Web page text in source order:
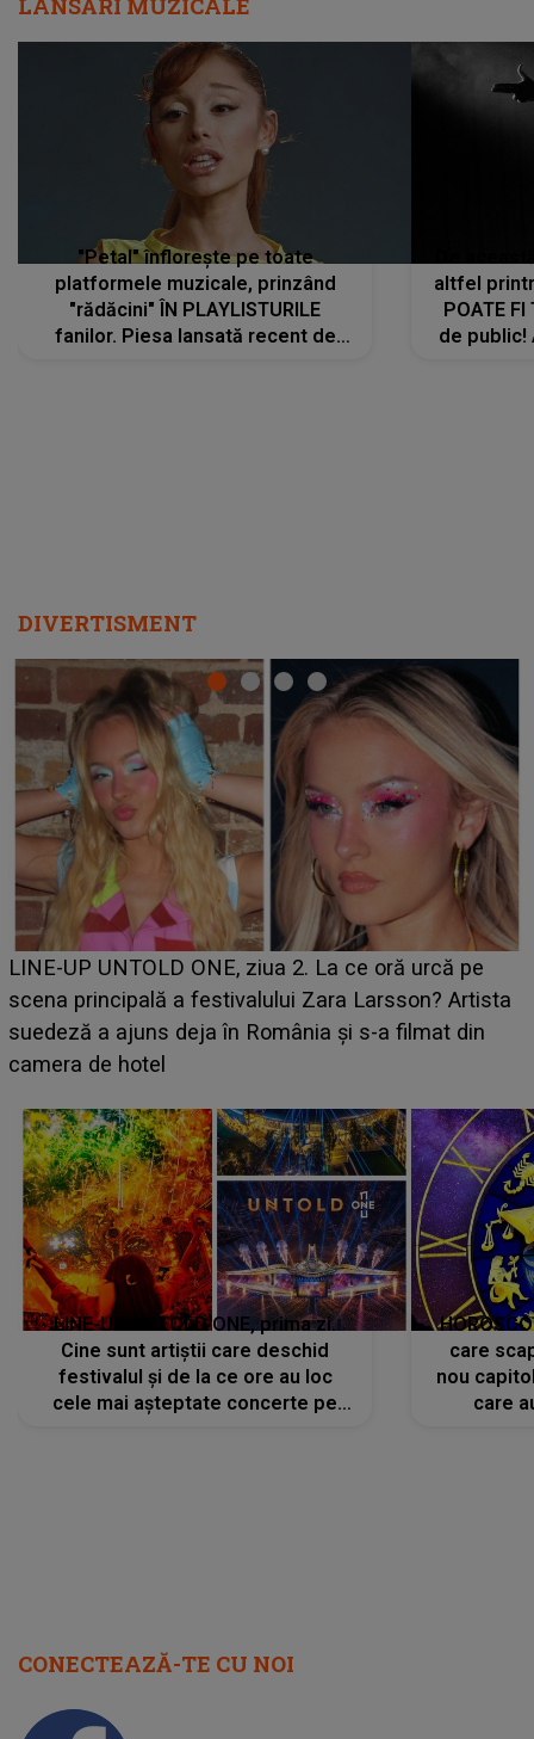
LANSĂRI MUZICALE
"Petal" înflorește pe toate
platformele muzicale, prinzând
"rădăcini" ÎN PLAYLISTURILE
fanilor. Piesa lansată recent de
altfel
POATE FI
de public!
DIVERTISMENT
Ce a dezvăluit noua concurentă din "Casa Iubirii" l-a
luat prin surprindere pe Emanuel. CINE ESTE
BĂIATUL VIZAT de Alexandra?! Aflându-se în fața
faptului împlinit, A RECUNOSCUT IMEDIAT: "Am
LINE-UP UNTOLD ONE, prima zi.
Cine sunt artiștii care deschid
festivalul și de la ce ore au loc
cele mai așteptate concerte pe
care
nou
care
CONECTEAZĂ-TE CU NOI